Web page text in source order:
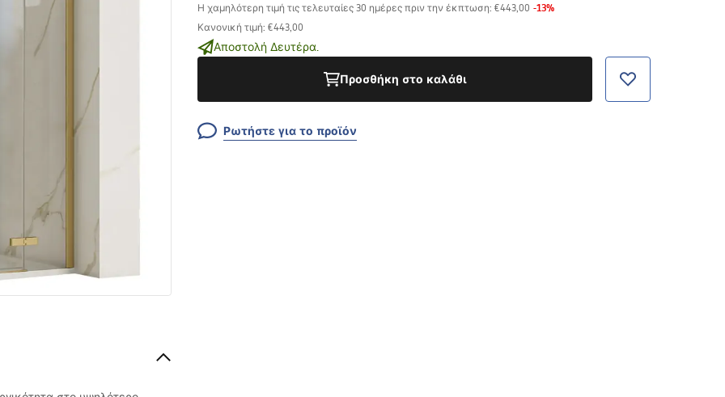
Η χαμηλότερη τιμή τις τελευταίες 30 ημέρες πριν την έκπτωση: €443,00 -13%
Κανονική τιμή: €443,00
Αποστολή Δευτέρα.
Προσθήκη στο καλάθι
Ρωτήστε για το προϊόν